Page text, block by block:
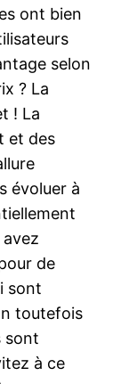
ont bien
selon
? La
! La
et des
évoluer à
de
sont
toutefois
sont
à ce